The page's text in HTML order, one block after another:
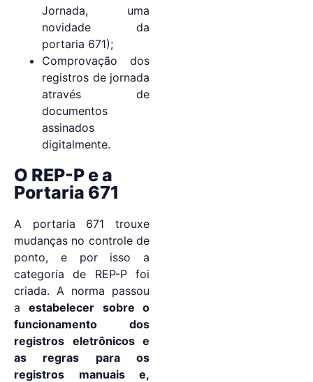
Jornada, uma
novidade da
portaria 671);
Comprovação dos
registros de jornada
através de
documentos
assinados
digitalmente.
O REP-P e a
Portaria 671
A portaria 671 trouxe
mudanças no controle de
ponto, e por isso a
categoria de REP-P foi
criada. A norma passou
aestabelecer sobre o
funcionamento dos
registros eletrônicos e
as regras para os
registros manuais e,